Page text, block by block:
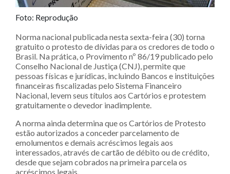
Foto: Reprodução
Norma nacional publicada nesta sexta-feira (30) torna
gratuito o protesto de dívidas para os credores de todo o
Brasil. Na prática, o Provimento nº 86/19 publicado pelo
Conselho Nacional de Justiça (CNJ), permite que
pessoas físicas e jurídicas, incluindo Bancos e instituições
financeiras fiscalizadas pelo Sistema Financeiro
Nacional, levem seus títulos aos Cartórios e protestem
gratuitamente o devedor inadimplente.
A norma ainda determina que os Cartórios de Protesto
estão autorizados a conceder parcelamento de
emolumentos e demais acréscimos legais aos
interessados, através de cartão de débito ou de crédito,
desde que sejam cobrados na primeira parcela os
acréscimos legais.